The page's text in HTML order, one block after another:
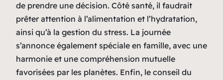
de prendre une décision. Côté santé, il faudrait
prêter attention à l’alimentation et l’hydratation,
ainsi qu’à la gestion du stress. La journée
s’annonce également spéciale en famille, avec une
harmonie et une compréhension mutuelle
favorisées par les planètes. Enfin, le conseil du